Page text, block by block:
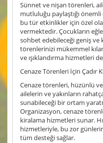
Sünnet ve nişan törenleri,
mutluluğu paylaştığı
bu tür etkinlikler için özel
vermektedir. Çocukların
sohbet edebileceği geniş ve
törenlerinizi mükemmel
ve ışıklandırma hizmetleri
Cenaze Törenleri İçin Çadır
Cenaze törenleri, hüzünlü
ailelerin ve yakınların
sunabileceği bir ortam
Organizasyon, cenaze
kiralama hizmetleri sunar.
hizmetleriyle, bu zor
tüm desteği sağlar.